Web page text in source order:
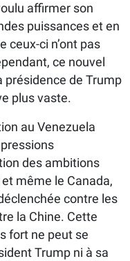
affirmer son
puissances et en
ceux-ci n’ont pas
ce nouvel
de Trump
plus vaste.
au Venezuela
des ambitions
même le Canada,
contre les
la Chine. Cette
fort ne peut se
Trump ni à sa